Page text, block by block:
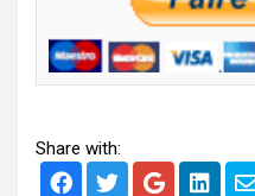
Share with: